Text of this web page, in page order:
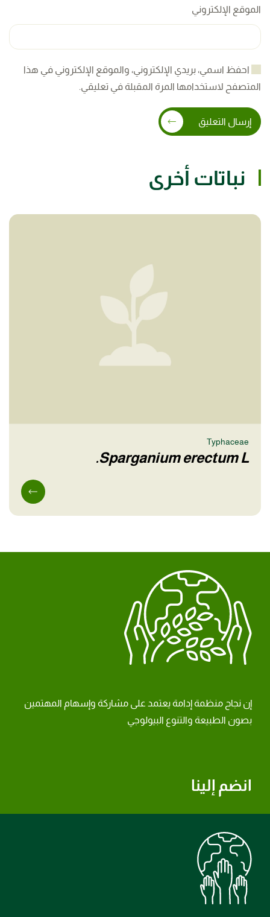
الموقع الإلكتروني
احفظ اسمي، بريدي الإلكتروني، والموقع الإلكتروني في هذا
المتصفح لاستخدامها المرة المقبلة في تعليقي.
إرسال التعليق
نباتات أخرى
Typhaceae
Sparganium erectum L.
انضم إلينا
إن نجاح منظمة إدامة يعتمد على مشاركة وإسهام المهتمين
بصون الطبيعة والتنوع البيولوجي